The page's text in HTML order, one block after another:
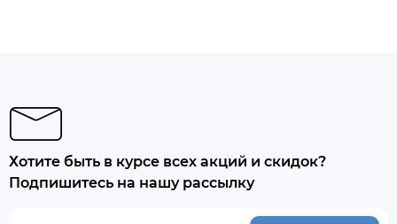
Хотите быть в курсе всех акций и скидок?
Подпишитесь на нашу рассылку